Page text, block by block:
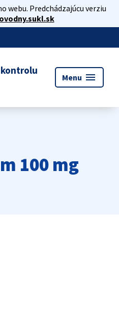
webu. Predchádzajúcu verziu
Menu menu
100 mg